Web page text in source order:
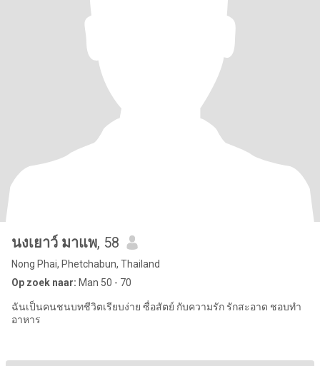
นงเยาว์ มาแพ, 58
Nong Phai, Phetchabun, Thailand
Op zoek naar: Man 50 - 70
ฉันเป็นคนชนบทชีวิตเรียบง่าย ซื่อสัตย์ กับความรัก รักสะอาด ชอบทำ
อาหาร